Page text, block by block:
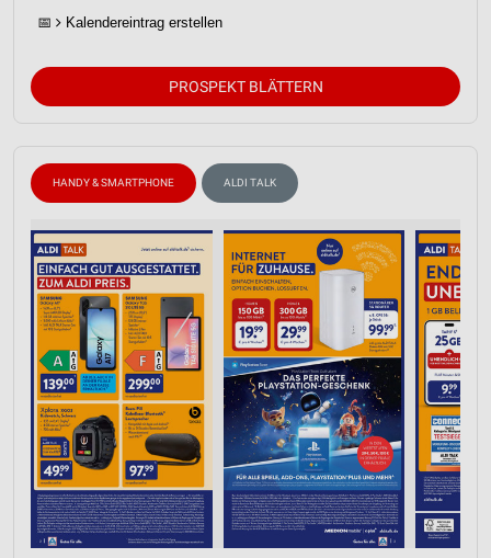
📅 Kalendereintrag erstellen
PROSPEKT BLÄTTERN
HANDY & SMARTPHONE ALDI TALK